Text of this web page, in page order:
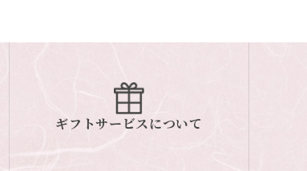
ギフトサービスについて